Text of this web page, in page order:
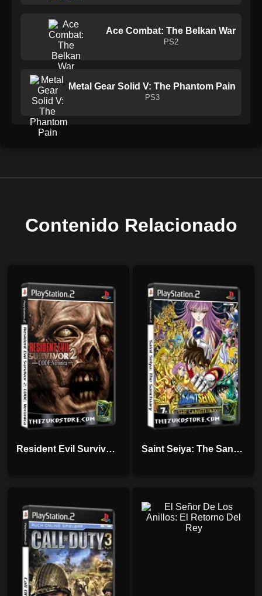
Ace Combat: The Belkan War
PS2
Metal Gear Solid V: The Phantom Pain
PS3
Contenido Relacionado
Resident Evil Survivor 2: CODE: Veronica Saint Seiya: The Sanctuary